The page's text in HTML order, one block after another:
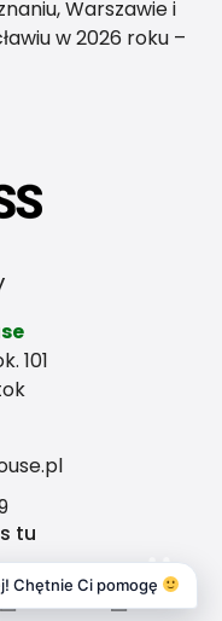
Warszawie i
w 2026 roku –
101
tu
Chętnie Ci pomogę